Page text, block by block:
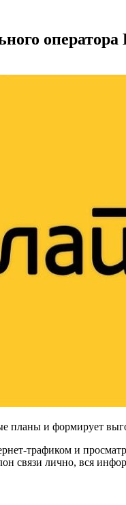
планы и формирует
трафиком и
связи лично, вся